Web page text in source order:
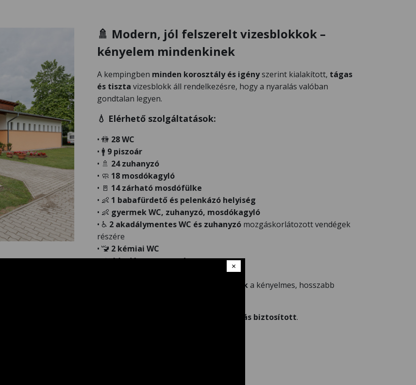
🚿 Modern, jól felszerelt vizesblokkok –
kényelem mindenkinek
A kempingben minden korosztály és igényszerint kialakított, tágas
és tiszta vizesblokk áll rendelkezésre, hogy a nyaralás valóban
gondtalan legyen.
💧 Elérhető szolgáltatások:
• 🚻 28 WC
• 🚹 9 piszoár
• 🚿 24 zuhanyzó
• 🧼 18 mosdókagyló
• 🚪 14 zárható mosdófülke
• 👶 1 babafürdető és pelenkázó helyiség
• 👶 gyermek WC, zuhanyzó, mosdókagyló
• ♿ 2 akadálymentes WC és zuhanyzó mozgáskorlátozott vendégek
részére
• 🚾 2 kémiai WC
•🍽️14 edénymosogató
Mosógépek, szárítógépek, vasalóka kényelmes, hosszabb
Mindenhol hideg-meleg vizes ellátás biztosított.
×